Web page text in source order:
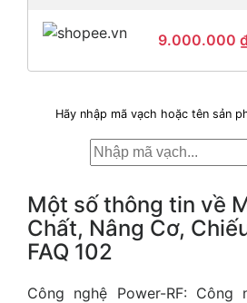
9.000.000
Hãy nhập mã vạch hoặc tên sản
Một số thông tin về
Chất, Nâng Cơ,
FAQ 102
Công nghệ Power-RF: Công